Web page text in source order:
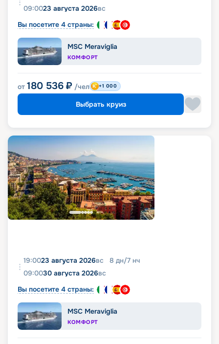
09:0023 августа 2026вс
Вы посетите 4 страны:
MSC Meraviglia
КОМФОРТ
от 180 536 ₽ /чел +1 000
Выбрать круиз
19:0023 августа 2026вс 8 дн/7 нч
09:0030 августа 2026вс
Вы посетите 4 страны:
MSC Meraviglia
КОМФОРТ